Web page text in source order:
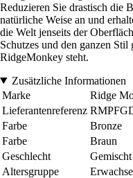
Reduzieren Sie drastisch die
natürliche Weise an und
die Welt jenseits der
Schutzes und den ganzen
RidgeMonkey steht.
Zusätzliche Informationen
Marke
Ridge
Lieferantenreferenz
Farbe
Bronze
Farbe
Braun
Geschlecht
Gemischt
Altersgruppe